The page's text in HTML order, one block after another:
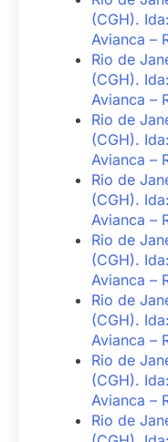
(CGH).
Avianca –
Rio de
(CGH).
Avianca –
Rio de
(CGH).
Avianca –
Rio de
(CGH).
Avianca –
Rio de
(CGH).
Avianca –
Rio de
(CGH).
Avianca –
Rio de
(CGH).
Avianca –
Rio de